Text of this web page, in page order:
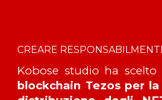
CREARE
Kobose studio ha scelto
blockchain Tezos per